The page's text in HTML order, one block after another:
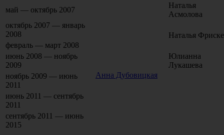
май — октябрь 2007
Наталья
Асмолова
октябрь 2007 — январь
2008
Наталья Фриске
февраль — март 2008
Анна Дубовицкая
июнь 2008 — ноябрь
2009
Юлианна
Лукашева
ноябрь 2009 — июнь
2011
июнь 2011 — сентябрь
2011
сентябрь 2011 — июнь
2015